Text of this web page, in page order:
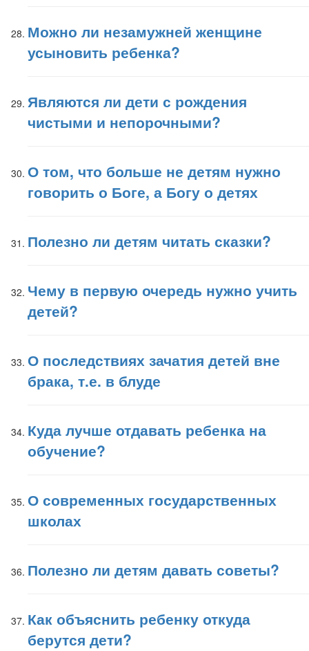
Можно ли незамужней женщине
усыновить ребенка?
Являются ли дети с рождения
чистыми и непорочными?
О том, что больше не детям нужно
говорить о Боге, а Богу о детях
Полезно ли детям читать сказки?
Чему в первую очередь нужно учить
детей?
О последствиях зачатия детей вне
брака, т.е. в блуде
Куда лучше отдавать ребенка на
обучение?
О современных государственных
школах
Полезно ли детям давать советы?
Как объяснить ребенку откуда
берутся дети?